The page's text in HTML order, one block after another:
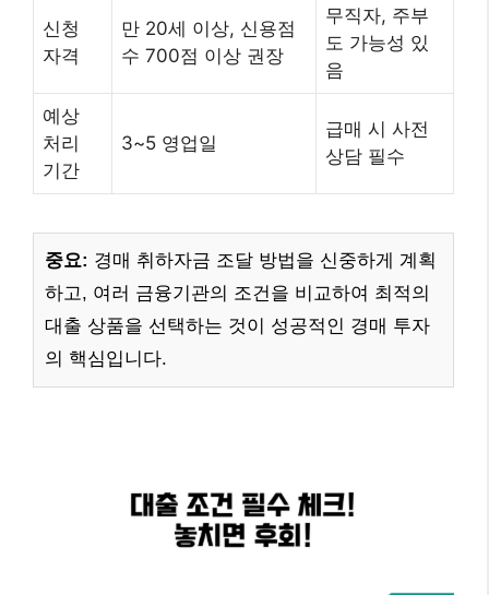
신청
자격
만 20세 이상, 신용점
수 700점 이상 권장
무직자, 주부
도 가능성 있
음
예상
처리
기간
3~5 영업일
급매 시 사전
상담 필수
중요: 경매 취하자금 조달 방법을 신중하게 계획
하고, 여러 금융기관의 조건을 비교하여 최적의
대출 상품을 선택하는 것이 성공적인 경매 투자
의 핵심입니다.